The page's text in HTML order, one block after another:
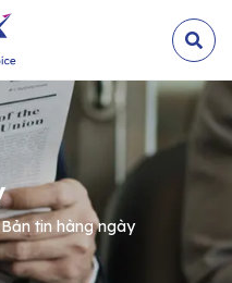
Bản tin hàng ngày